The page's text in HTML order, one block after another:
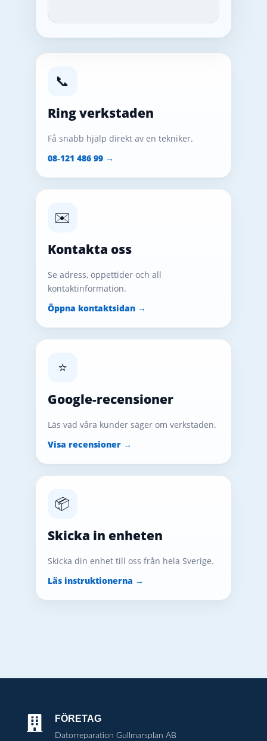
📞
Ring verkstaden
Få snabb hjälp direkt av en tekniker.
08‑121 486 99 →
✉️
Kontakta oss
Se adress, öppettider och all
kontaktinformation.
Öppna kontaktsidan →
⭐
Google-recensioner
Läs vad våra kunder säger om verkstaden.
Visa recensioner →
📦
Skicka in enheten
Skicka din enhet till oss från hela Sverige.
Läs instruktionerna →
 FÖRETAG
Datorreparation Gullmarsplan AB